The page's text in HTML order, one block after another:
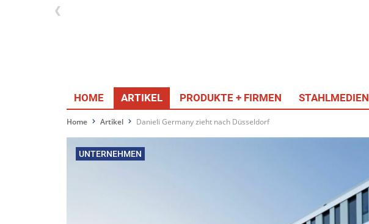
HOME ARTIKEL PRODUKTE + FIRMEN STAHLMEDIEN
Home Artikel Danieli Germany zieht nach Düsseldorf
UNTERNEHMEN